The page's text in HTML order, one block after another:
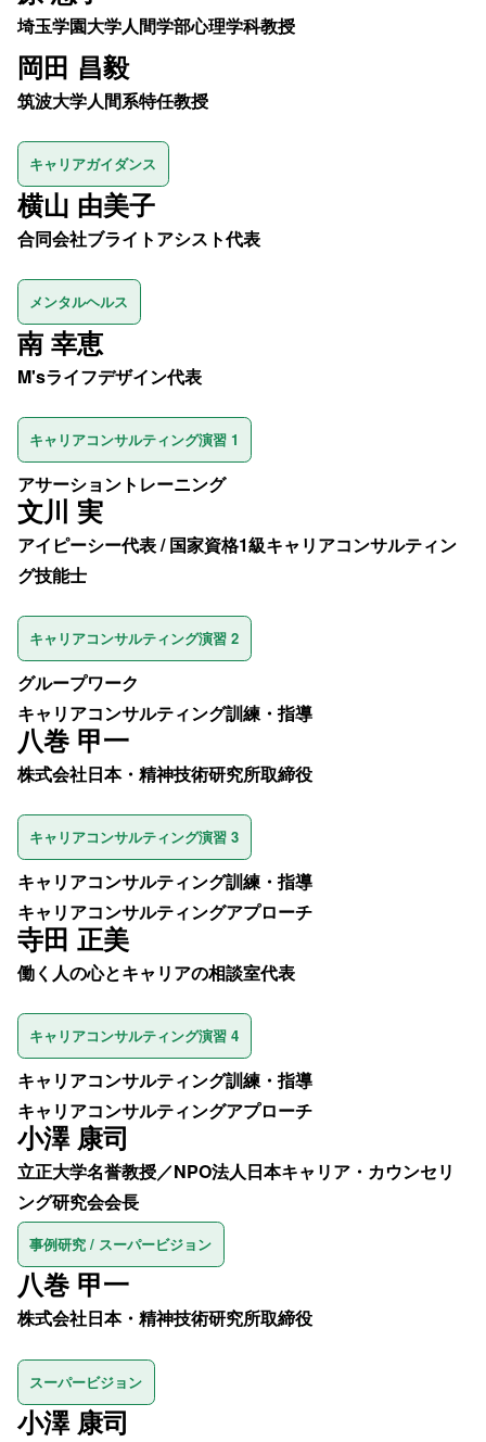
埼玉学園大学人間学部心理学科教授
岡田 昌毅
筑波大学人間系特任教授
キャリアガイダンス
横山 由美子
合同会社ブライトアシスト代表
メンタルヘルス
南 幸恵
M'sライフデザイン代表
キャリアコンサルティング演習 1
アサーショントレーニング
文川 実
アイピーシー代表 / 国家資格1級キャリアコンサルティン
グ技能士
キャリアコンサルティング演習 2
グループワーク
キャリアコンサルティング訓練・指導
八巻 甲一
株式会社日本・精神技術研究所取締役
キャリアコンサルティング演習 3
キャリアコンサルティング訓練・指導
キャリアコンサルティングアプローチ
寺田 正美
働く人の心とキャリアの相談室代表
キャリアコンサルティング演習 4
キャリアコンサルティング訓練・指導
キャリアコンサルティングアプローチ
小澤 康司
立正大学名誉教授／NPO法人日本キャリア・カウンセリ
ング研究会会長
事例研究 / スーパービジョン
八巻 甲一
株式会社日本・精神技術研究所取締役
スーパービジョン
小澤 康司